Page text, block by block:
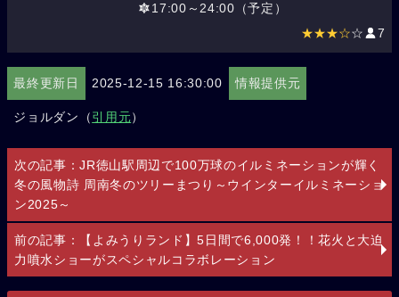
17:00～24:00（予定）
★★★☆☆ 7
最終更新日 2025-12-15 16:30:00 情報提供元
ジョルダン（引用元）
次の記事：JR徳山駅周辺で100万球のイルミネーションが輝く
冬の風物詩 周南冬のツリーまつり～ウインターイルミネーショ
ン2025～
前の記事：【よみうりランド】5日間で6,000発！！花火と大迫
力噴水ショーがスペシャルコラボレーション